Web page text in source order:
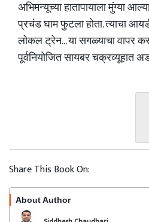
अभिमन्यूच्या हातापायाला मुंग्या
प्रचंड घाम फुटला होता. त्याचा
लोकल ट्रेन... या सगळ्याचा वापर
पूर्वनियोजित सायबर चक्रव्यूहात
Share This Book On:
About Author